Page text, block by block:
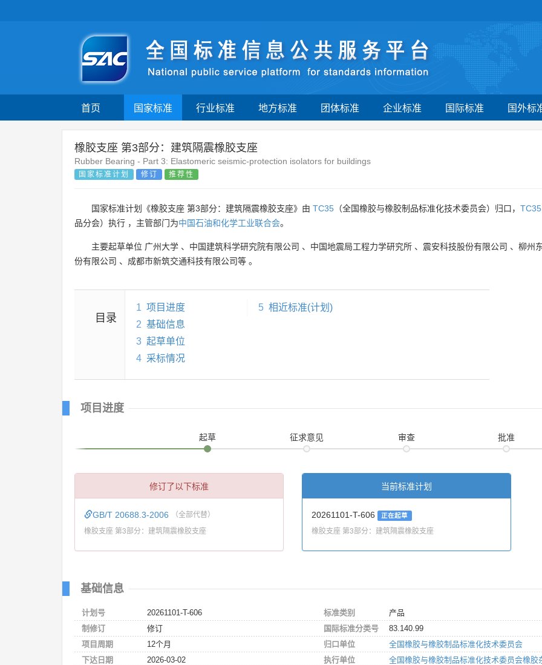
首页 国家标准 行业标准 地方标准 团体标准 企业标准 国际标准 国外标
橡胶支座 第3部分：建筑隔震橡胶支座
Rubber Bearing - Part 3: Elastomeric seismic-protection isolators for buildings
国家标准计划 修订 推荐性
国家标准计划《橡胶支座 第3部分：建筑隔震橡胶支座》由 TC35 （全国橡胶与橡胶制品标准化技术委员会）归口，
品分会）执行 ，主管部门为中国石油和化学工业联合会。
主要起草单位 广州大学 、 中国建筑科学研究院有限公司 、 中国地震局工程力学研究所 、 震安科技股份有限公司 、 柳州
份有限公司 、 成都市新筑交通科技有限公司等 。
目录
1 项目进度
2 基础信息
3 起草单位
4 采标情况
5 相近标准(计划)
项目进度
起草 征求意见 审查 批准
修订了以下标准
GB/T 20688.3-2006 （全部代替）
橡胶支座 第3部分：建筑隔震橡胶支座
当前标准计划
20261101-T-606 正在起草
橡胶支座 第3部分：建筑隔震橡胶支座
基础信息
计划号
20261101-T-606
制修订
修订
项目周期
12个月
下达日期
2026-03-02
标准类别
产品
国际标准分类号
83.140.99
归口单位
全国橡胶与橡胶制品标准化技术委员会
执行单位
全国橡胶与橡胶制品标准化技术委员会橡胶